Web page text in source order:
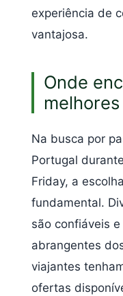
experiência de
vantajosa.
Onde
Na busca por
Portugal
Friday, a
fundamental.
são confiáveis
abrangentes
viajantes
ofertas